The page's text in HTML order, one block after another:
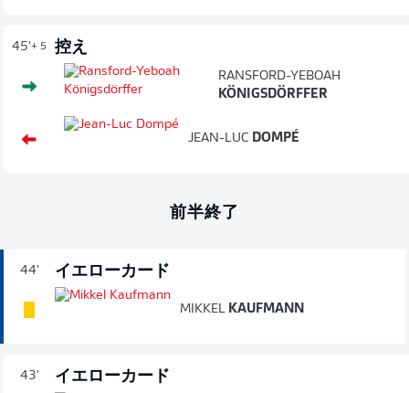
45'+ 5 控え
RANSFORD-YEBOAH
KÖNIGSDÖRFFER
JEAN-LUC DOMPÉ
前半終了
44' イエローカード
MIKKEL KAUFMANN
43' イエローカード